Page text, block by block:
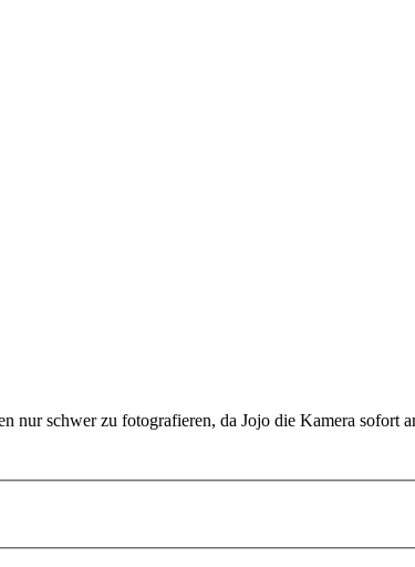
nur schwer zu fotografieren, da Jojo die Kamera